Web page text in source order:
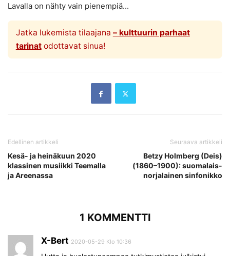
Lavalla on nähty vain pienempiä...
Jatka lukemista tilaajana – kulttuurin parhaat
tarinatodottavat sinua!
Edellinen artikkeli
Kesä- ja heinäkuun 2020
klassinen musiikki Teemalla
ja Areenassa
Seuraava artikkeli
Betzy Holmberg (Deis)
(1860–1900): suomalais-
norjalainen sinfonikko
1 KOMMENTTI
X-Bert 2020-05-29 Klo 10:36